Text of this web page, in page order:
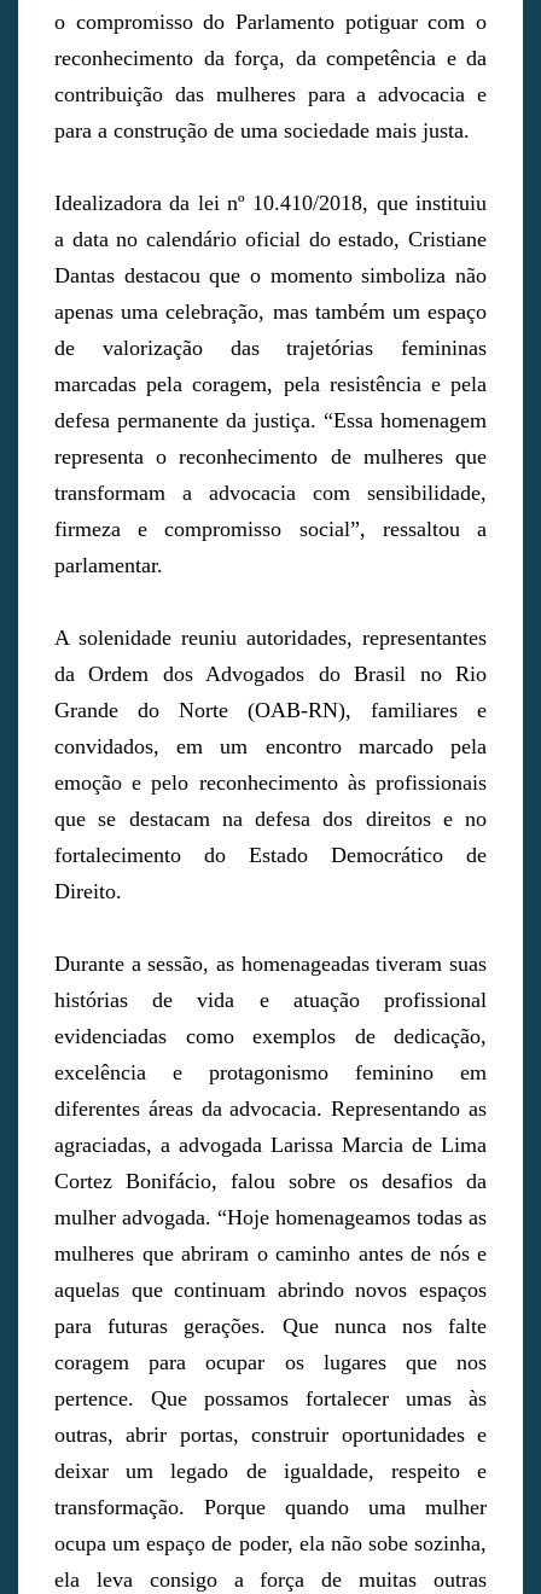
o compromisso do Parlamento potiguar com o
reconhecimento da força, da competência e da
contribuição das mulheres para a advocacia e
para a construção de uma sociedade mais justa.
Idealizadora da lei nº 10.410/2018, que instituiu
a data no calendário oficial do estado, Cristiane
Dantas destacou que o momento simboliza não
apenas uma celebração, mas também um espaço
de valorização das trajetórias femininas
marcadas pela coragem, pela resistência e pela
defesa permanente da justiça. “Essa homenagem
representa o reconhecimento de mulheres que
transformam a advocacia com sensibilidade,
firmeza e compromisso social”, ressaltou a
parlamentar.
A solenidade reuniu autoridades, representantes
da Ordem dos Advogados do Brasil no Rio
Grande do Norte (OAB-RN), familiares e
convidados, em um encontro marcado pela
emoção e pelo reconhecimento às profissionais
que se destacam na defesa dos direitos e no
fortalecimento do Estado Democrático de
Direito.
Durante a sessão, as homenageadas tiveram suas
histórias de vida e atuação profissional
evidenciadas como exemplos de dedicação,
excelência e protagonismo feminino em
diferentes áreas da advocacia. Representando as
agraciadas, a advogada Larissa Marcia de Lima
Cortez Bonifácio, falou sobre os desafios da
mulher advogada. “Hoje homenageamos todas as
mulheres que abriram o caminho antes de nós e
aquelas que continuam abrindo novos espaços
para futuras gerações. Que nunca nos falte
coragem para ocupar os lugares que nos
pertence. Que possamos fortalecer umas às
outras, abrir portas, construir oportunidades e
deixar um legado de igualdade, respeito e
transformação. Porque quando uma mulher
ocupa um espaço de poder, ela não sobe sozinha,
ela leva consigo a força de muitas outras